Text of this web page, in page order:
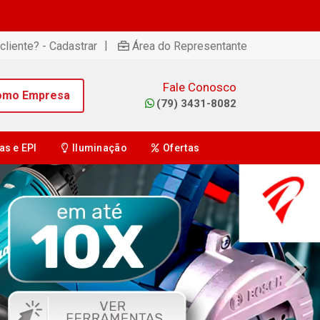
- Cadastrar | Área do Representante
Empresa
Fale Conosco
(79) 3431-8082
e EPI Iluminação Ofertas